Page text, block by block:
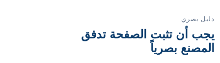
دليل بصري
يجب أن تثبت الصفحة تدفق
المصنع بصرياً